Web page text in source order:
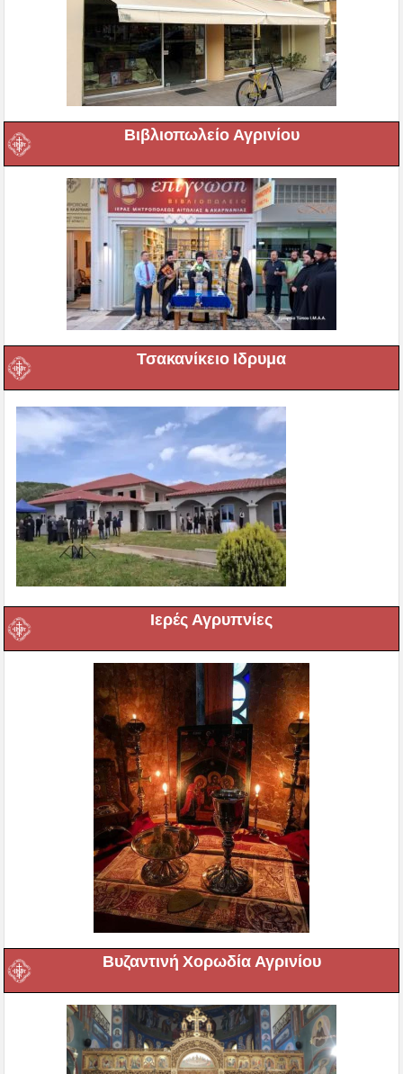
Βιβλιοπωλείο Αγρινίου
Τσακανίκειο Ιδρυμα
Ιερές Αγρυπνίες
Βυζαντινή Χορωδία Αγρινίου